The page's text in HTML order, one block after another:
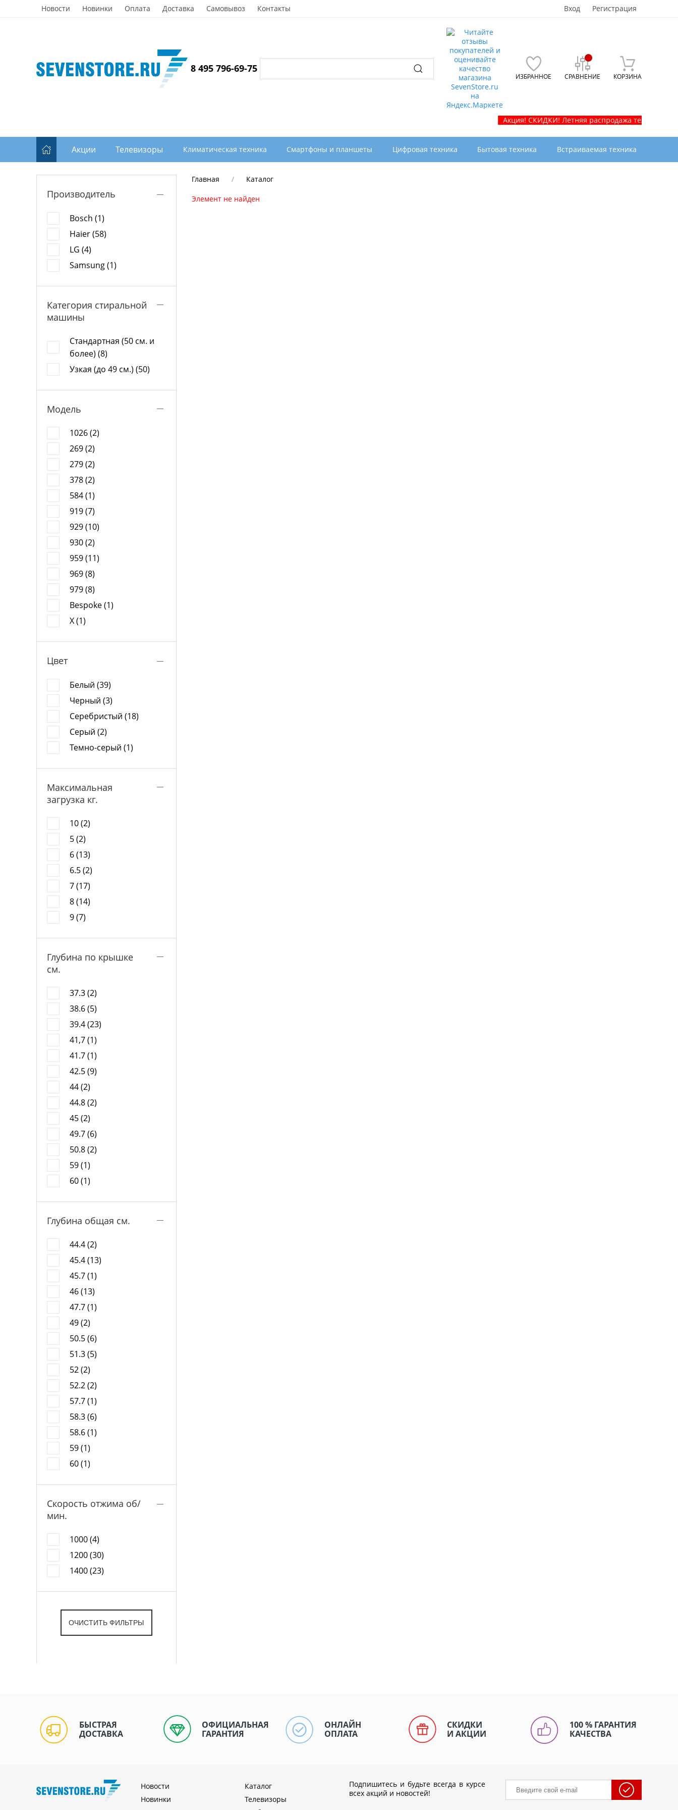
Новости Новинки Оплата Доставка Самовывоз Контакты Вход Регистрация
8 495 796-69-75
ИЗБРАННОЕ СРАВНЕНИЕ КОРЗИНА
Акция! СКИДКИ! Летняя распродажа телевизоров и
Акции Телевизоры Климатическая техника Смартфоны и планшеты Цифровая техника Бытовая техника Встраиваемая техника
Производитель
Bosch (1)
Haier (58)
LG (4)
Samsung (1)
Категория стиральной
машины
Стандартная (50 см. и
более) (8)
Узкая (до 49 см.) (50)
Модель
1026 (2)
269 (2)
279 (2)
378 (2)
584 (1)
919 (7)
929 (10)
930 (2)
959 (11)
969 (8)
979 (8)
Bespoke (1)
X (1)
Цвет
Белый (39)
Черный (3)
Серебристый (18)
Серый (2)
Темно-серый (1)
Максимальная
загрузка кг.
10 (2)
5 (2)
6 (13)
6.5 (2)
7 (17)
8 (14)
9 (7)
Глубина по крышке
см.
37.3 (2)
38.6 (5)
39.4 (23)
41,7 (1)
41.7 (1)
42.5 (9)
44 (2)
44.8 (2)
45 (2)
49.7 (6)
50.8 (2)
59 (1)
60 (1)
Глубина общая см.
44.4 (2)
45.4 (13)
45.7 (1)
46 (13)
47.7 (1)
49 (2)
50.5 (6)
51.3 (5)
52 (2)
52.2 (2)
57.7 (1)
58.3 (6)
58.6 (1)
59 (1)
60 (1)
Скорость отжима об/
мин.
1000 (4)
1200 (30)
1400 (23)
Главная Каталог
Элемент не найден
БЫСТРАЯ
ДОСТАВКА
ОФИЦИАЛЬНАЯ
ГАРАНТИЯ
ОНЛАЙН
ОПЛАТА
СКИДКИ
И АКЦИИ
100 % ГАРАНТИЯ
КАЧЕСТВА
Новости
Новинки
Каталог
Телевизоры
Подпишитесь и будьте всегда в курсе
всех акций и новостей!